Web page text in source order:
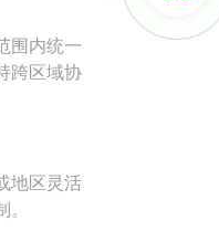
围内统一
跨区域协
地区灵活